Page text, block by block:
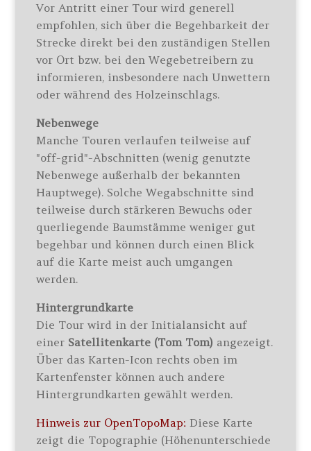
Vor Antritt einer Tour wird generell
empfohlen, sich über die Begehbarkeit der
Strecke direkt bei den zuständigen Stellen
vor Ort bzw. bei den Wegebetreibern zu
informieren, insbesondere nach Unwettern
oder während des Holzeinschlags.
Nebenwege
Manche Touren verlaufen teilweise auf
"off-grid"-Abschnitten (wenig genutzte
Nebenwege außerhalb der bekannten
Hauptwege). Solche Wegabschnitte sind
teilweise durch stärkeren Bewuchs oder
querliegende Baumstämme weniger gut
begehbar und können durch einen Blick
auf die Karte meist auch umgangen
werden.
Hintergrundkarte
Die Tour wird in der Initialansicht auf
einer Satellitenkarte (Tom Tom) angezeigt.
Über das Karten-Icon rechts oben im
Kartenfenster können auch andere
Hintergrundkarten gewählt werden.
Hinweis zur OpenTopoMap: Diese Karte
zeigt die Topographie (Höhenunterschiede